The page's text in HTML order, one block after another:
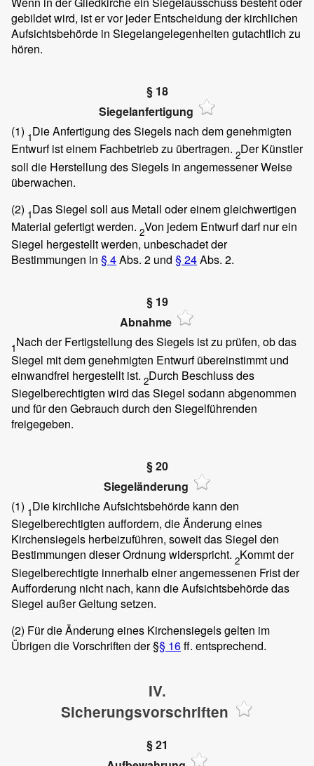
gebildet wird, ist er vor jeder Entscheidung der kirchlichen
Aufsichtsbehörde in Siegelangelegenheiten gutachtlich zu
hören.
§ 18
Siegelanfertigung
(1) 1Die Anfertigung des Siegels nach dem genehmigten
Entwurf ist einem Fachbetrieb zu übertragen. 2Der Künstler
soll die Herstellung des Siegels in angemessener Weise
überwachen.
(2) 1Das Siegel soll aus Metall oder einem gleichwertigen
Material gefertigt werden. 2Von jedem Entwurf darf nur ein
Siegel hergestellt werden, unbeschadet der
Bestimmungen in § 4Abs. 2 und § 24Abs. 2.
§ 19
Abnahme
1Nach der Fertigstellung des Siegels ist zu prüfen, ob das
Siegel mit dem genehmigten Entwurf übereinstimmt und
einwandfrei hergestellt ist. 2Durch Beschluss des
Siegelberechtigten wird das Siegel sodann abgenommen
und für den Gebrauch durch den Siegelführenden
freigegeben.
§ 20
Siegeländerung
(1) 1Die kirchliche Aufsichtsbehörde kann den
Siegelberechtigten auffordern, die Änderung eines
Kirchensiegels herbeizuführen, soweit das Siegel den
Bestimmungen dieser Ordnung widerspricht. 2Kommt der
Siegelberechtigte innerhalb einer angemessenen Frist der
Aufforderung nicht nach, kann die Aufsichtsbehörde das
Siegel außer Geltung setzen.
(2) Für die Änderung eines Kirchensiegels gelten im
Übrigen die Vorschriften der §§ 16ff. entsprechend.
IV.
Sicherungsvorschriften
§ 21